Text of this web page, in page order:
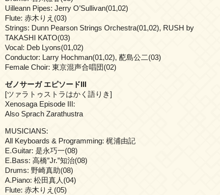
Uilleann Pipes: Jerry O’Sullivan(01,02)
Flute: 赤木りえ(03)
Strings: Dunn Pearson Strings Orchestra(01,02), RUSH by
TAKASHI KATO(03)
Vocal: Deb Lyons(01,02)
Conductor: Larry Hochman(01,02), 蓜島公二(03)
Female Choir: 東京混声合唱団(02)
ゼノサーガ エピソードIII
[ツァラトゥストラはかく語りき]
Xenosaga Episode III:
Also Sprach Zarathustra
MUSICIANS:
All Keyboards & Programming: 梶浦由記
E.Guitar: 是永巧一(08)
E.Bass: 高橋”Jr.”知治(08)
Drums: 野崎真助(08)
A.Piano: 松田真人(04)
Flute: 赤木りえ(05)